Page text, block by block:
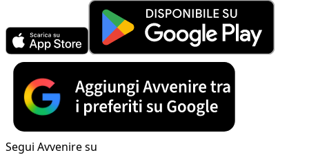
Segui Avvenire su